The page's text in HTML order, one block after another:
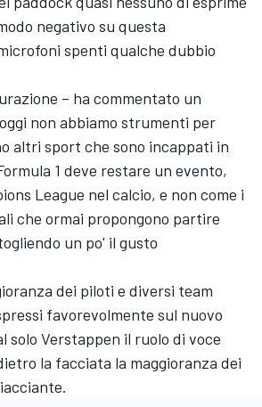
negativo su questa
spenti qualche dubbio
– ha commentato un
non abbiamo strumenti per
altri sport che sono incappati in
1 deve restare un evento,
League nel calcio, e non come i
che ormai propongono partire
un po' il gusto
dei piloti e diversi team
favorevolmente sul nuovo
solo Verstappen il ruolo di voce
la facciata la maggioranza dei